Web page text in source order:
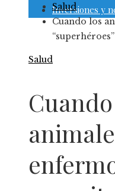
Inversiones y
Salud
Cuando los
Salud